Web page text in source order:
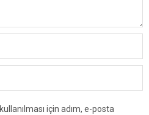
için adım, e-posta